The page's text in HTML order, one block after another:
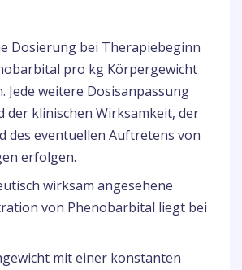
Dosierung bei Therapiebeginn
pro kg Körpergewicht
Jede weitere Dosisanpassung
der klinischen Wirksamkeit, der
des eventuellen Auftretens von
erfolgen.
wirksam angesehene
von Phenobarbital liegt bei
mit einer konstanten